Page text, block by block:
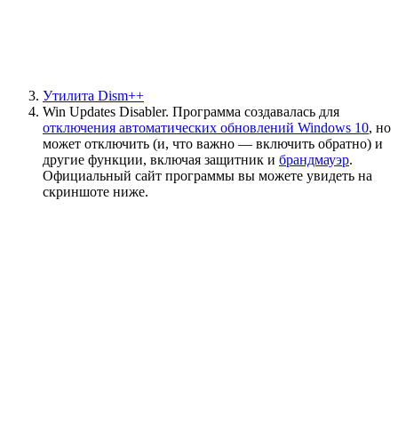
Утилита Dism++
Win Updates Disabler. Программа создавалась для
отключения автоматических обновлений Windows 10, но
может отключить (и, что важно — включить обратно) и
другие функции, включая защитник и брандмауэр.
Официальный сайт программы вы можете увидеть на
скриншоте ниже.